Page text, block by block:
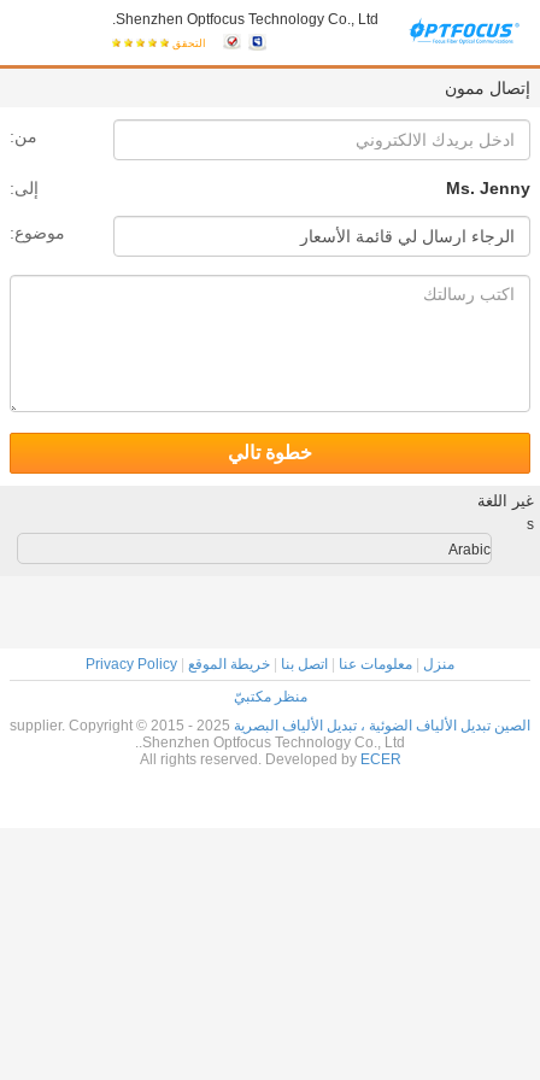
Shenzhen Optfocus Technology Co., Ltd.
التحقق
إتصال ممون
من:
إلى: Ms. Jenny
موضوع:
خطوة تالي
غير اللغة
s
Arabic
منزل معلومات عنا اتصل بنا خريطة الموقع
Privacy Policy
منظر مكتبيّ
الصين تبديل الألياف الضوئية ، تبديل الألياف البصرية supplier. Copyright © 2015 - 2025
Shenzhen Optfocus Technology Co., Ltd..
All rights reserved. Developed by ECER